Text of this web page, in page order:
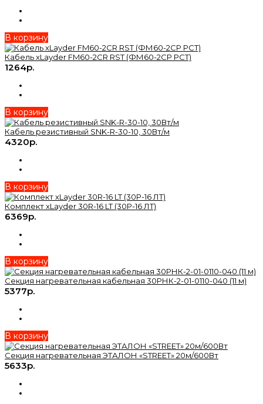
В корзину
Кабель xLayder FM60-2CR RST (ФМ60-2CР РСТ)
1264р.
В корзину
Кабель резистивный SNK-R-30-10, 30Вт/м
4320р.
В корзину
Комплект xLayder 30R-16 LT (30Р-16 ЛТ)
6369р.
В корзину
Секция нагревательная кабельная 30РНК-2-01-0110-040 (11 м)
5377р.
В корзину
Секция нагревательная ЭТАЛОН «STREET» 20м/600Вт
5633р.